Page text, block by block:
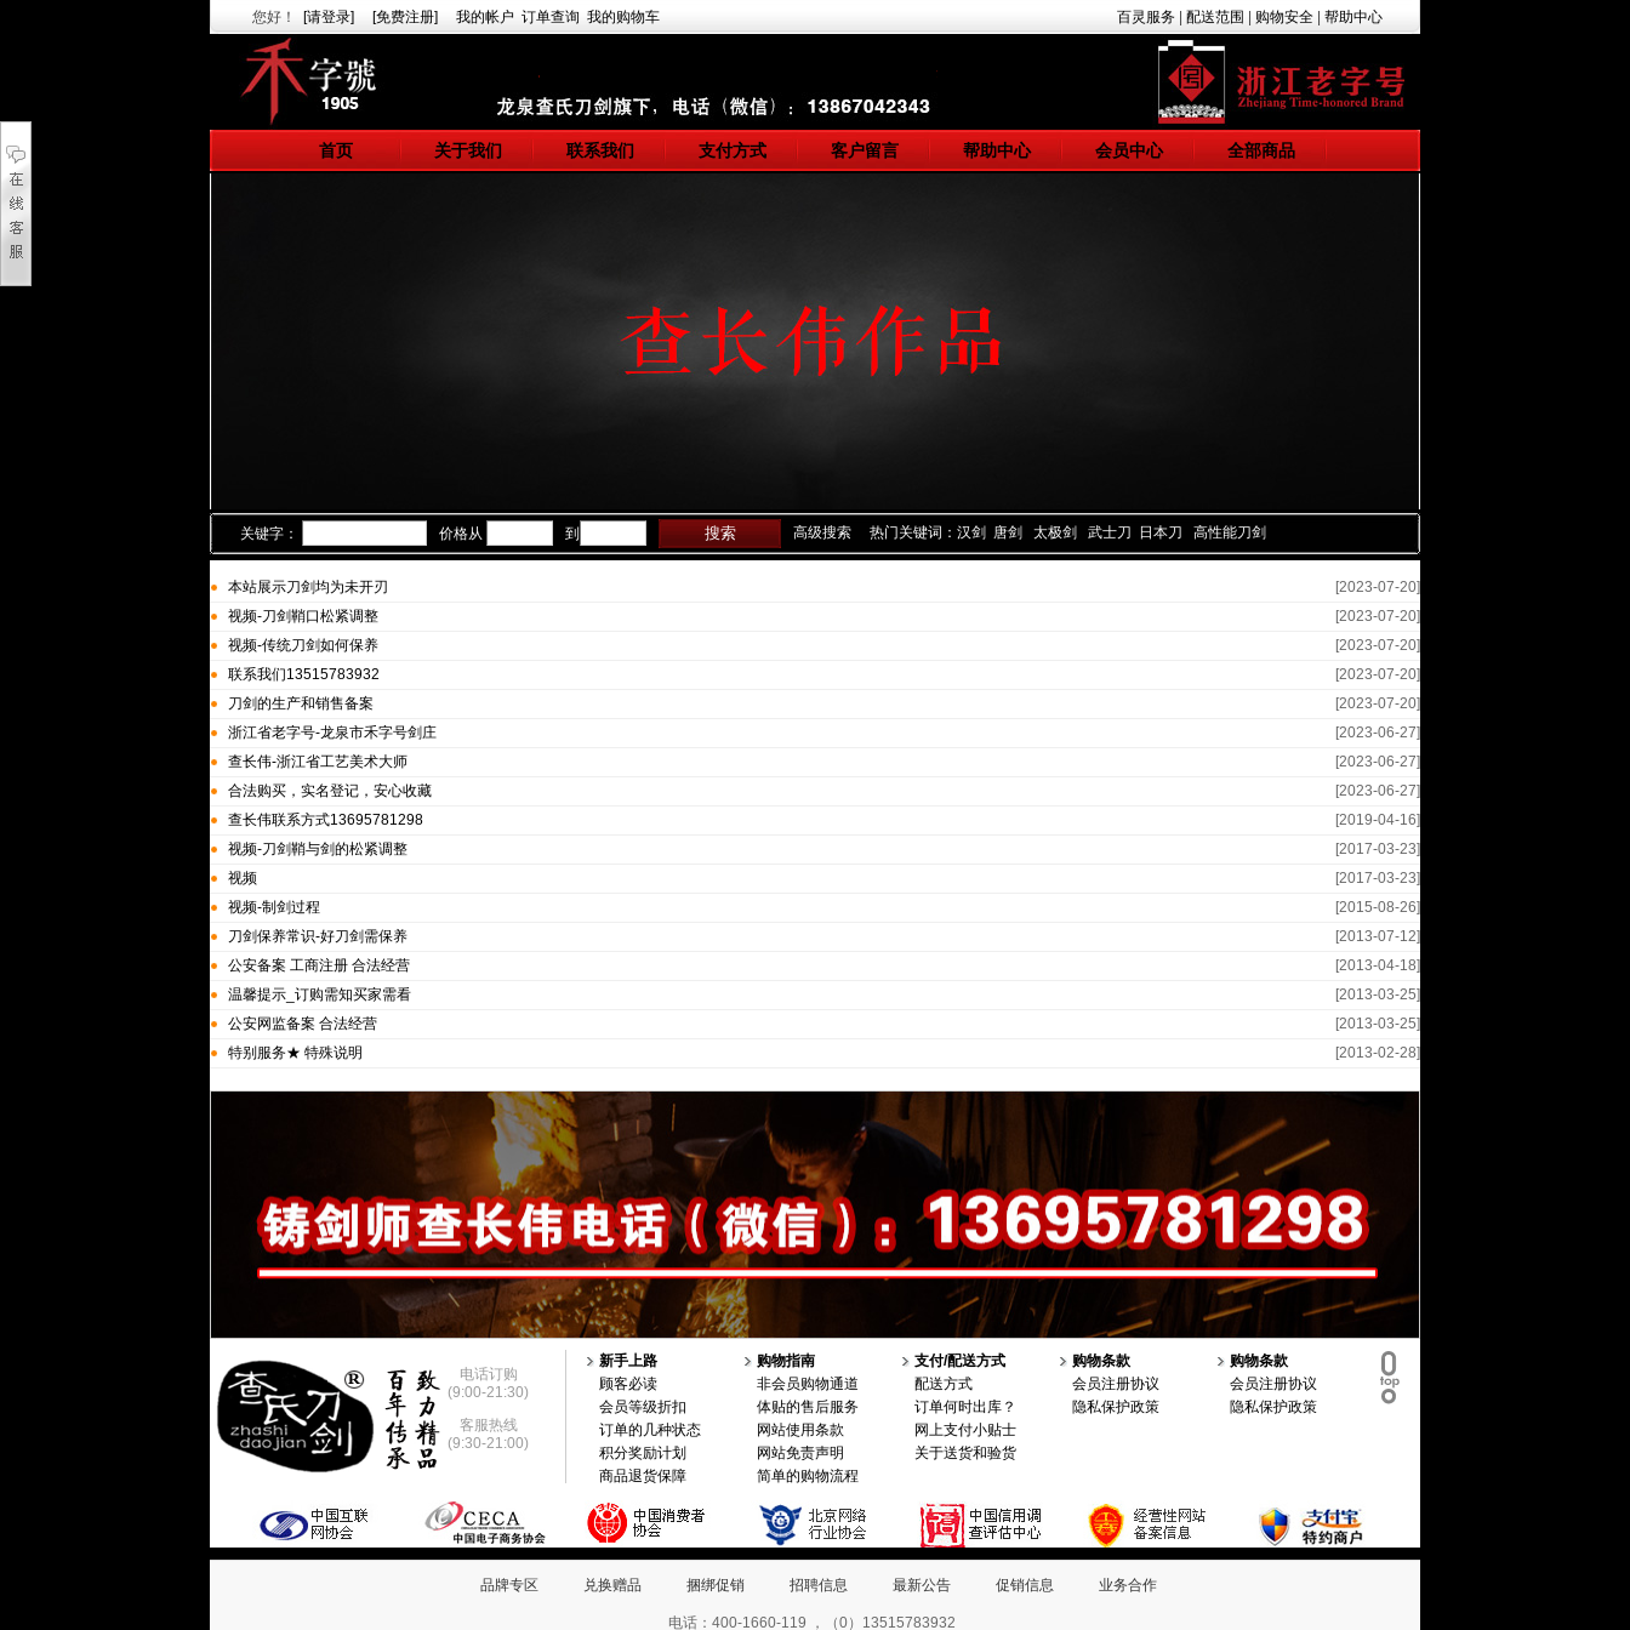
您好 ！ [请登录] [免费注册] 我的帐户 订单查询 我的购物车 百灵服务 配送范围 购物安全 帮助中心
首页 关于我们 联系我们 支付方式 客户留言 帮助中心 会员中心 全部商品
关键字： 价格从 到 高级搜索 热门关键词：汉剑 唐剑 太极剑 武士刀 日本刀 高性能刀剑
[2023-07-20]
本站展示刀剑均为未开刃
[2023-07-20]
视频-刀剑鞘口松紧调整
[2023-07-20]
视频-传统刀剑如何保养
[2023-07-20]
联系我们13515783932
[2023-07-20]
刀剑的生产和销售备案
[2023-06-27]
浙江省老字号-龙泉市禾字号剑庄
[2023-06-27]
查长伟-浙江省工艺美术大师
[2023-06-27]
合法购买，实名登记，安心收藏
[2019-04-16]
查长伟联系方式13695781298
[2017-03-23]
视频-刀剑鞘与剑的松紧调整
[2017-03-23]
视频
[2015-08-26]
视频-制剑过程
[2013-07-12]
刀剑保养常识-好刀剑需保养
[2013-04-18]
公安备案 工商注册 合法经营
[2013-03-25]
温馨提示_订购需知买家需看
[2013-03-25]
公安网监备案 合法经营
[2013-02-28]
特别服务★ 特殊说明
电话订购
(9:00-21:30)
客服热线
(9:30-21:00)
新手上路
顾客必读
会员等级折扣
订单的几种状态
积分奖励计划
商品退货保障
购物指南
非会员购物通道
体贴的售后服务
网站使用条款
网站免责声明
简单的购物流程
支付/配送方式
配送方式
订单何时出库？
网上支付小贴士
关于送货和验货
购物条款
会员注册协议
隐私保护政策
购物条款
会员注册协议
隐私保护政策
品牌专区 兑换赠品 捆绑促销 招聘信息 最新公告 促销信息 业务合作
电话：400-1660-119 ，（0）13515783932